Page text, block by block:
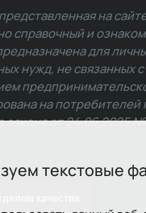
текстовые
качества
на
справочный и
для
нужд, не связанных с
на потребителей
закона от 24.06.2025